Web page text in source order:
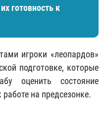
готовность к
игроки «леопардов»
подготовке, которые
оценить состояние
работе на предсезонке.